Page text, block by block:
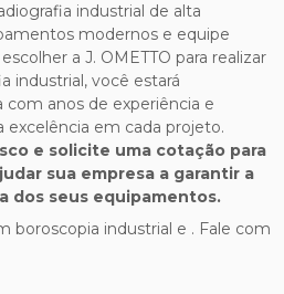
industrial de alta
modernos e equipe
a J. OMETTO para realizar
industrial, você estará
anos de experiência e
em cada projeto.
e solicite uma cotação para
sua empresa a garantir a
dos seus equipamentos.
boroscopia industrial e . Fale com